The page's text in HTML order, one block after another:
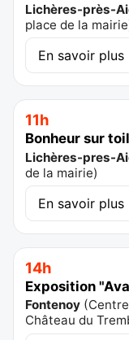
Lichères-près-
place de la mairie
En savoir plus
11h
Bonheur sur
Lichères-pres-
de la mairie)
En savoir plus
14h
Exposition
Fontenoy (
Château du